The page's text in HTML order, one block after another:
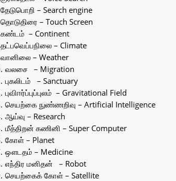
தேடுபொறி – Search engine
தொடுதிரை – Touch Screen
கண்டம் – Continent
தட்பவெப்பநிலை – Climate
வானிலை – Weather
வலசை – Migration
புகலிடம் – Sanctuary
புவிஈர்ப்புப்புலம் – Gravitational Field
செயற்கை நுண்ணறிவு – Artificial Intelligence
ஆய்வு – Research
மீத்திறன் கணினி – Super Computer
கோள் – Planet
ஔடதம் – Medicine
எந்திர மனிதன் – Robot
செயற்கைக் கோள் – Satellite